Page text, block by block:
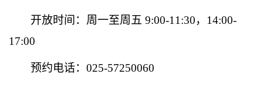
开放时间： 周一至周五 9:00-11:30， 14:00-
17:00
预约电话： 025-57250060